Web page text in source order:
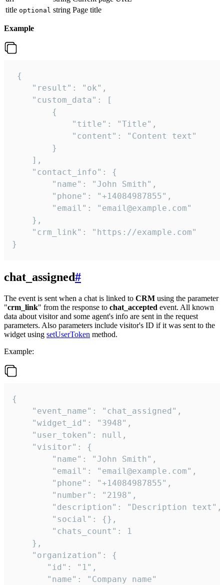
title optional string Page title
Example
{
    "result": "ok",
    "custom_data": [
        {
            "title": "Title",
            "content": "Content text"
        }
    ],
    "contact_info": {
        "name": "John Smith",
        "phone": "+14084987855",
        "email": "email@example.com"
    },
    "crm_link": "https://example.com"
}
chat_assigned#
The event is sent when a chat is linked to CRM using the parameter
"crm_link" from the response to chat_accepted event. All known
data about visitor and some agent's info are sent in the request
parameters. Also parameters include visitor's ID if it was sent to the
widget using setUserToken method.
Example:
{
    "event_name": "chat_assigned",
    "widget_id": "3948",
    "user_token": null,
    "visitor": {
        "name": "John Smith",
        "email": "email@example.com",
        "phone": "+14084987855",
        "number": "2198",
        "description": "Description text",
        "social": {},
        "chats_count": 1
    },
    "organization": {
       "id": "1",
       "name": "Company name"